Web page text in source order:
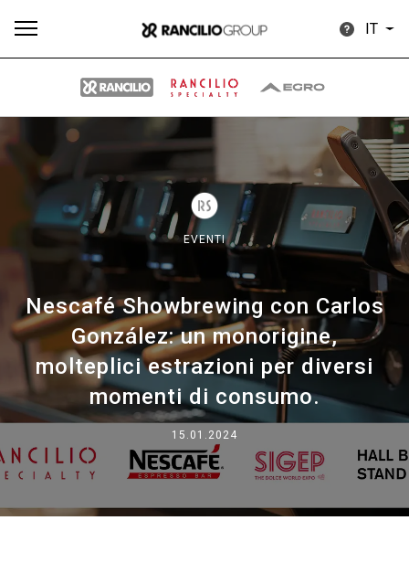
IT
EVENTI
Nescafé Showbrewing con Carlos
González: un monorigine,
molteplici estrazioni per diversi
momenti di consumo.
15.01.2024
Tutti Prodotti Download Altro
Brand
Il gruppo